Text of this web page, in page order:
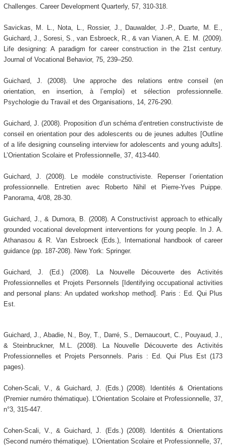
Challenges. Career Development Quarterly, 57, 310-318.
Savickas, M. L., Nota, L., Rossier, J., Dauwalder, J.-P., Duarte, M. E.,
Guichard, J., Soresi, S., van Esbroeck, R., & van Vianen, A. E. M. (2009).
Life designing: A paradigm for career construction in the 21st century.
Journal of Vocational Behavior, 75, 239–250.
Guichard, J. (2008). Une approche des relations entre conseil (en
orientation, en insertion, à l’emploi) et sélection professionnelle.
Psychologie du Travail et des Organisations, 14, 276-290.
Guichard, J. (2008). Proposition d’un schéma d’entretien constructiviste de
conseil en orientation pour des adolescents ou de jeunes adultes [Outline
of a life designing counseling interview for adolescents and young adults].
L’Orientation Scolaire et Professionnelle, 37, 413-440.
Guichard, J. (2008). Le modèle constructiviste. Repenser l’orientation
professionnelle. Entretien avec Roberto Nihil et Pierre-Yves Puippe.
Panorama, 4/08, 28-30.
Guichard, J., & Dumora, B. (2008). A Constructivist approach to ethically
grounded vocational development interventions for young people. In J. A.
Athanasou & R. Van Esbroeck (Eds.), International handbook of career
guidance (pp. 187-208). New York: Springer.
Guichard, J. (Ed.) (2008). La Nouvelle Découverte des Activités
Professionnelles et Projets Personnels [Identifying occupational activities
and personal plans: An updated workshop method]. Paris : Ed. Qui Plus
Est.
Guichard, J., Abadie, N., Boy, T., Darré, S., Dernaucourt, C., Pouyaud, J.,
& Steinbruckner, M.L. (2008). La Nouvelle Découverte des Activités
Professionnelles et Projets Personnels. Paris : Ed. Qui Plus Est (173
pages).
Cohen-Scali, V., & Guichard, J. (Eds.) (2008). Identités & Orientations
(Premier numéro thématique). L’Orientation Scolaire et Professionnelle, 37,
n°3, 315-447.
Cohen-Scali, V., & Guichard, J. (Eds.) (2008). Identités & Orientations
(Second numéro thématique). L’Orientation Scolaire et Professionnelle, 37,